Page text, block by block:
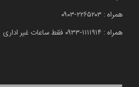
همراه : ۲۲۶۵۲۰۳-۰۹۰۳
همراه : ۱۱۱۱۹۱۴-۰۹۳۳ فقط ساعات غیر اداری